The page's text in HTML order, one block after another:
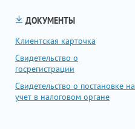
ДОКУМЕНТЫ
Клиентская карточка
Свидетельство о
госрегистрации
Свидетельство о постановке на
учет в налоговом органе